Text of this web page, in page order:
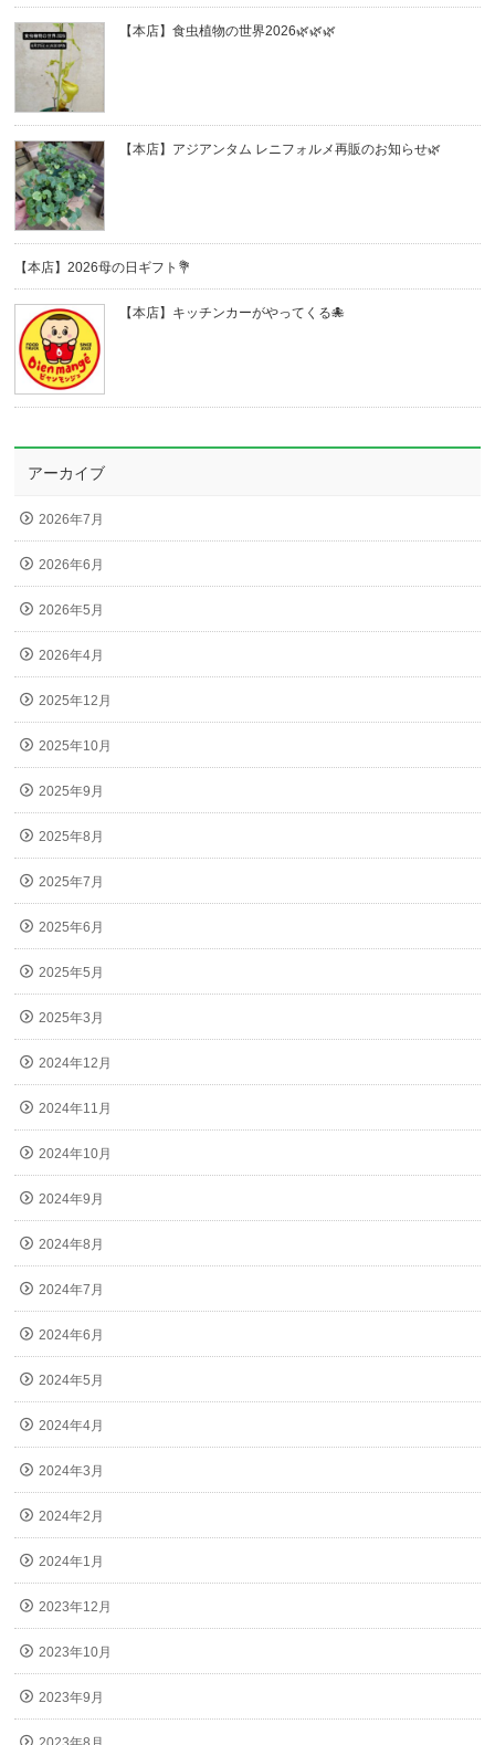
【本店】食虫植物の世界2026🌿🌿🌿
【本店】アジアンタム レニフォルメ再販のお知らせ🌿
【本店】2026母の日ギフト💐
【本店】キッチンカーがやってくる🐙
アーカイブ
2026年7月
2026年6月
2026年5月
2026年4月
2025年12月
2025年10月
2025年9月
2025年8月
2025年7月
2025年6月
2025年5月
2025年3月
2024年12月
2024年11月
2024年10月
2024年9月
2024年8月
2024年7月
2024年6月
2024年5月
2024年4月
2024年3月
2024年2月
2024年1月
2023年12月
2023年10月
2023年9月